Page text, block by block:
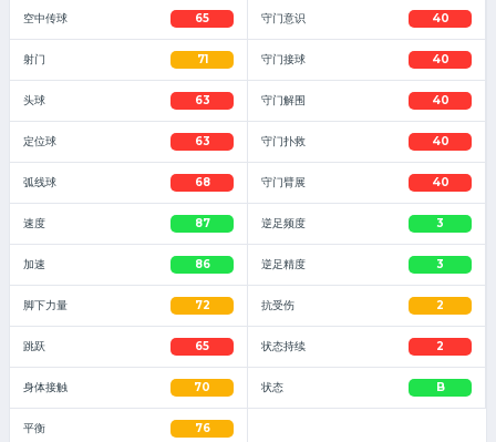
空中传球 65
射门 71
头球 63
定位球 63
弧线球 68
速度 87
加速 86
脚下力量 72
跳跃 65
身体接触 70
平衡 76
守门意识 40
守门接球 40
守门解围 40
守门扑救 40
守门臂展 40
逆足频度 3
逆足精度 3
抗受伤 2
状态持续 2
状态 B